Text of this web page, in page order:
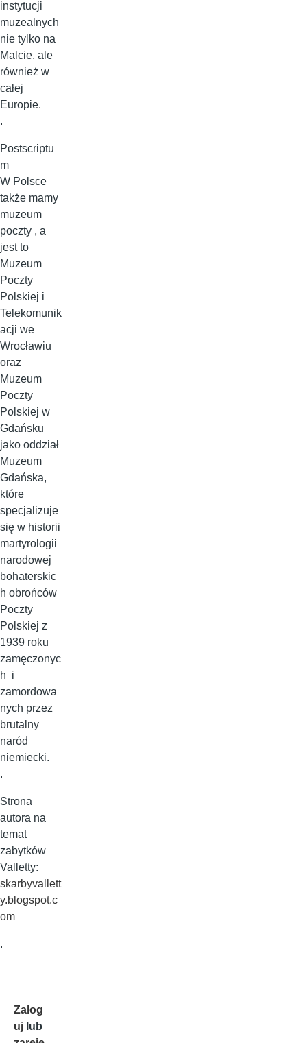
instytucji
muzealnych
nie tylko na
Malcie, ale
również w
całej
Europie.
.
Postscriptu
m
W Polsce
także mamy
muzeum
poczty , a
jest to
Muzeum
Poczty
Polskiej i
Telekomunik
acji we
Wrocławiu
oraz
Muzeum
Poczty
Polskiej w
Gdańsku
jako oddział
Muzeum
Gdańska,
które
specjalizuje
się w historii
martyrologii
narodowej
bohaterskic
h obrońców
Poczty
Polskiej z
1939 roku
zamęczonyc
h i
zamordowa
nych przez
brutalny
naród
niemiecki.
.
Strona
autora na
temat
zabytków
Valletty:
skarbyvallett
y.blogspot.c
om
.
Zalog
uj lub